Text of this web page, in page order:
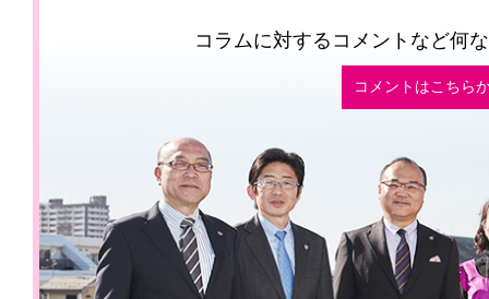
コラムに対するコメントなど何
コメントはこちら